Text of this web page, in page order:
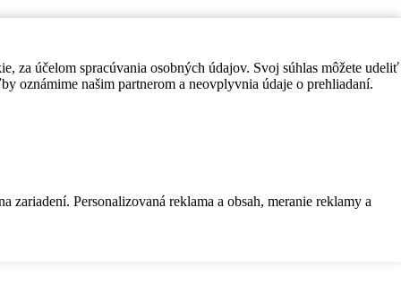
za účelom spracúvania osobných údajov. Svoj súhlas môžete udeliť
oznámime našim partnerom a neovplyvnia údaje o prehliadaní.
Personalizovaná reklama a obsah, meranie reklamy a